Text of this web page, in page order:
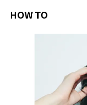
MISS
MAGAZINE
Seventeenにつ
HOW TO